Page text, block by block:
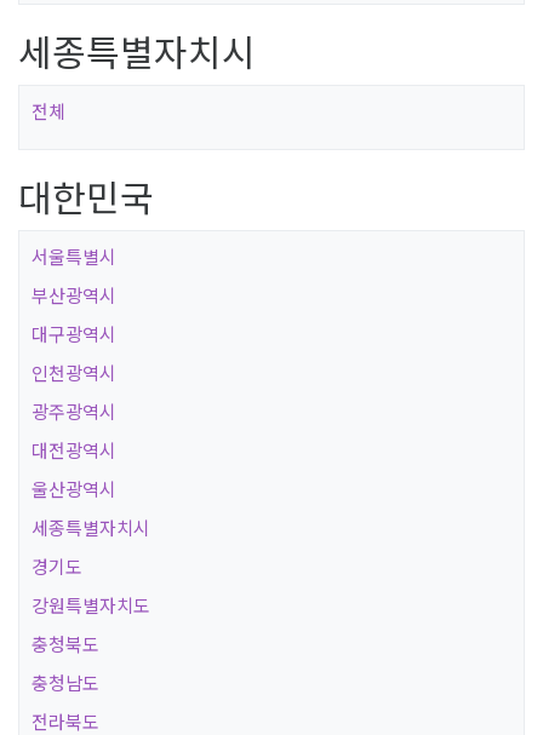
세종특별자치시
전체
대한민국
서울특별시
부산광역시
대구광역시
인천광역시
광주광역시
대전광역시
울산광역시
세종특별자치시
경기도
강원특별자치도
충청북도
충청남도
전라북도